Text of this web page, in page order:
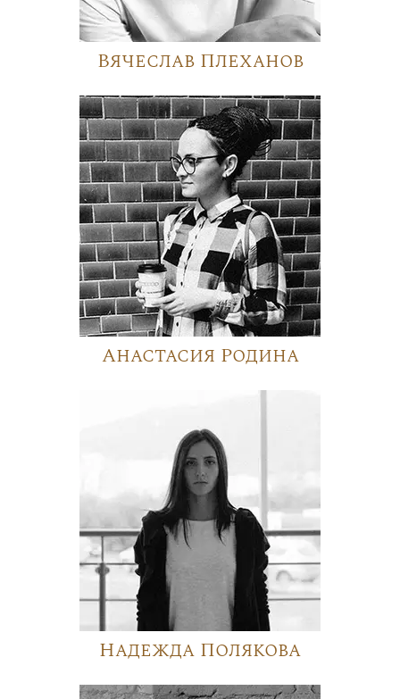
Вячеслав Плеханов
Анастасия Родина
Надежда Полякова